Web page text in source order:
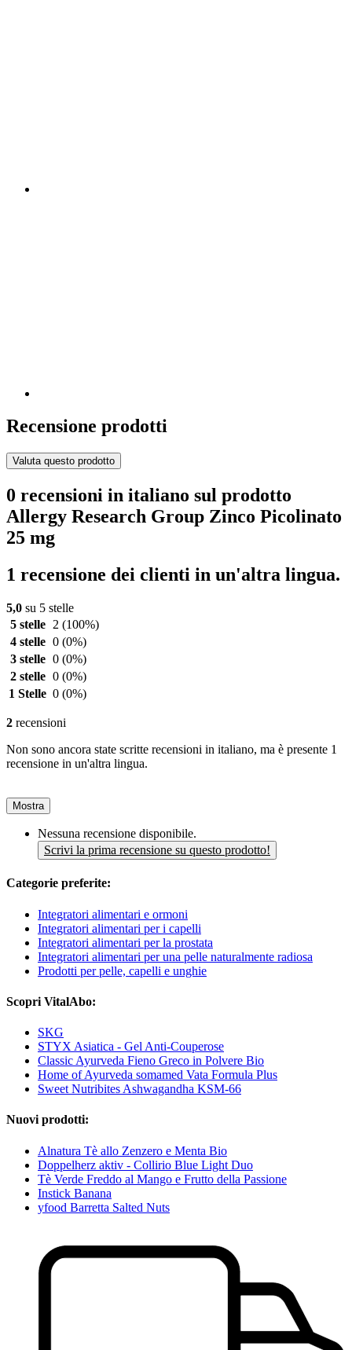
Recensione prodotti
Valuta questo prodotto
0 recensioni in italiano sul prodotto
Allergy Research Group Zinco Picolinato
25 mg
1 recensione dei clienti in un'altra lingua.
5,0 su 5 stelle
5 stelle
2 (100%)
4 stelle 0 (0%)
3 stelle 0 (0%)
2 stelle 0 (0%)
1 Stelle 0 (0%)
2 recensioni
Non sono ancora state scritte recensioni in italiano, ma è presente 1
recensione in un'altra lingua.
Mostra
Nessuna recensione disponibile.
Scrivi la prima recensione su questo prodotto!
Categorie preferite:
Integratori alimentari e ormoni
Integratori alimentari per i capelli
Integratori alimentari per la prostata
Integratori alimentari per una pelle naturalmente radiosa
Prodotti per pelle, capelli e unghie
Scopri VitalAbo:
SKG
STYX Asiatica - Gel Anti-Couperose
Classic Ayurveda Fieno Greco in Polvere Bio
Home of Ayurveda somamed Vata Formula Plus
Sweet Nutribites Ashwagandha KSM-66
Nuovi prodotti:
Alnatura Tè allo Zenzero e Menta Bio
Doppelherz aktiv - Collirio Blue Light Duo
Tè Verde Freddo al Mango e Frutto della Passione
Instick Banana
yfood Barretta Salted Nuts